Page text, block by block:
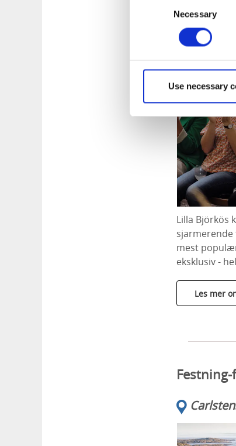
Necessary
Use necessary
Lilla
Lilla Björkös
sjarmerende
mest
eksklusiv -
Les mer